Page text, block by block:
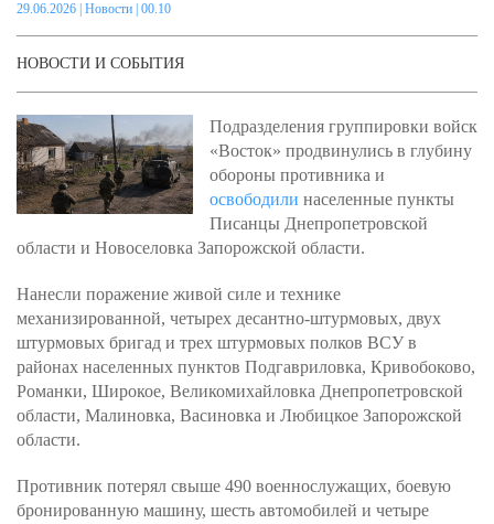
29.06.2026 Новости | 00.10
НОВОСТИ И СОБЫТИЯ
Подразделения группировки войск
«Восток» продвинулись в глубину
обороны противника и
освободили населенные пункты
Писанцы Днепропетровской
области и Новоселовка Запорожской области.
Нанесли поражение живой силе и технике
механизированной, четырех десантно-штурмовых, двух
штурмовых бригад и трех штурмовых полков ВСУ в
районах населенных пунктов Подгавриловка, Кривобоково,
Романки, Широкое, Великомихайловка Днепропетровской
области, Малиновка, Васиновка и Любицкое Запорожской
области.
Противник потерял свыше 490 военнослужащих, боевую
бронированную машину, шесть автомобилей и четыре